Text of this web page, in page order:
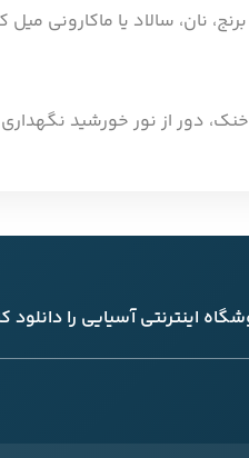
سالاد یا ماکارونی میل کنید. برای طعمی
دور از نور خورشید نگهداری
اینترنتی آسیایی را دانلود